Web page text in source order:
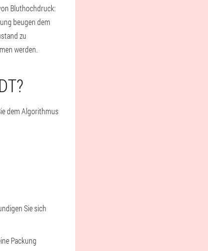
Bluthochdruck:
beugen dem
zu
werden.
dem Algorithmus
Sie sich
Packung